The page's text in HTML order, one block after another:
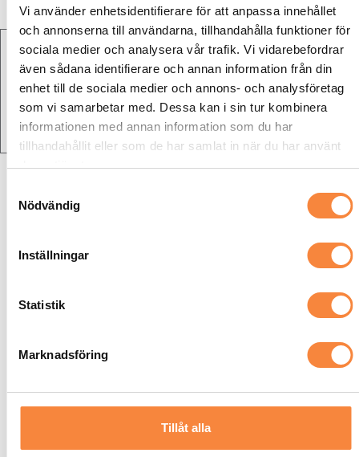
Vi använder enhetsidentifierare för att anpassa innehållet
och annonserna till användarna, tillhandahålla funktioner för
sociala medier och analysera vår trafik. Vi vidarebefordrar
även sådana identifierare och annan information från din
enhet till de sociala medier och annons- och analysföretag
som vi samarbetar med. Dessa kan i sin tur kombinera
informationen med annan information som du har
tillhandahållit eller som de har samlat in när du har använt
deras tjänster.
Nödvändig
Inställningar
Statistik
Marknadsföring
Tillåt alla
Prata med vår kundtjänst
(lunch 11.00-12.00).